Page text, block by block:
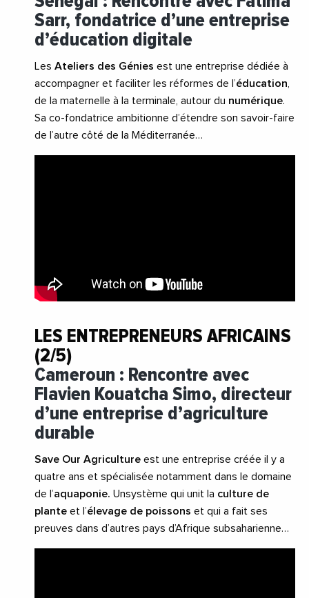
Sarr, fondatrice d’une entreprise
d’éducation digitale
Les Ateliers des Génies est une entreprise dédiée à
accompagner et faciliter les réformes de l’éducation
de la maternelle à la terminale, autour du numérique.
Sa co-fondatrice ambitionne d’étendre son savoir-faire
de l’autre côté de la Méditerranée…
LES ENTREPRENEURS AFRICAINS
(2/5)
Cameroun : Rencontre avec
Flavien Kouatcha Simo, directeur
d’une entreprise d’agriculture
durable
Save Our Agriculture est une entreprise créée il y a
quatre ans et spécialisée notamment dans le domaine
de l’aquaponie. Unsystème qui unit la culture de
plante et l’élevage de poissons et qui a fait ses
preuves dans d’autres pays d’Afrique subsaharienne…